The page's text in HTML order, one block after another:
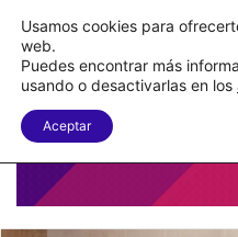
Menu
Usamos cookies para
web.
Puedes encontrar más
usando o desactivarlas en los
Aceptar